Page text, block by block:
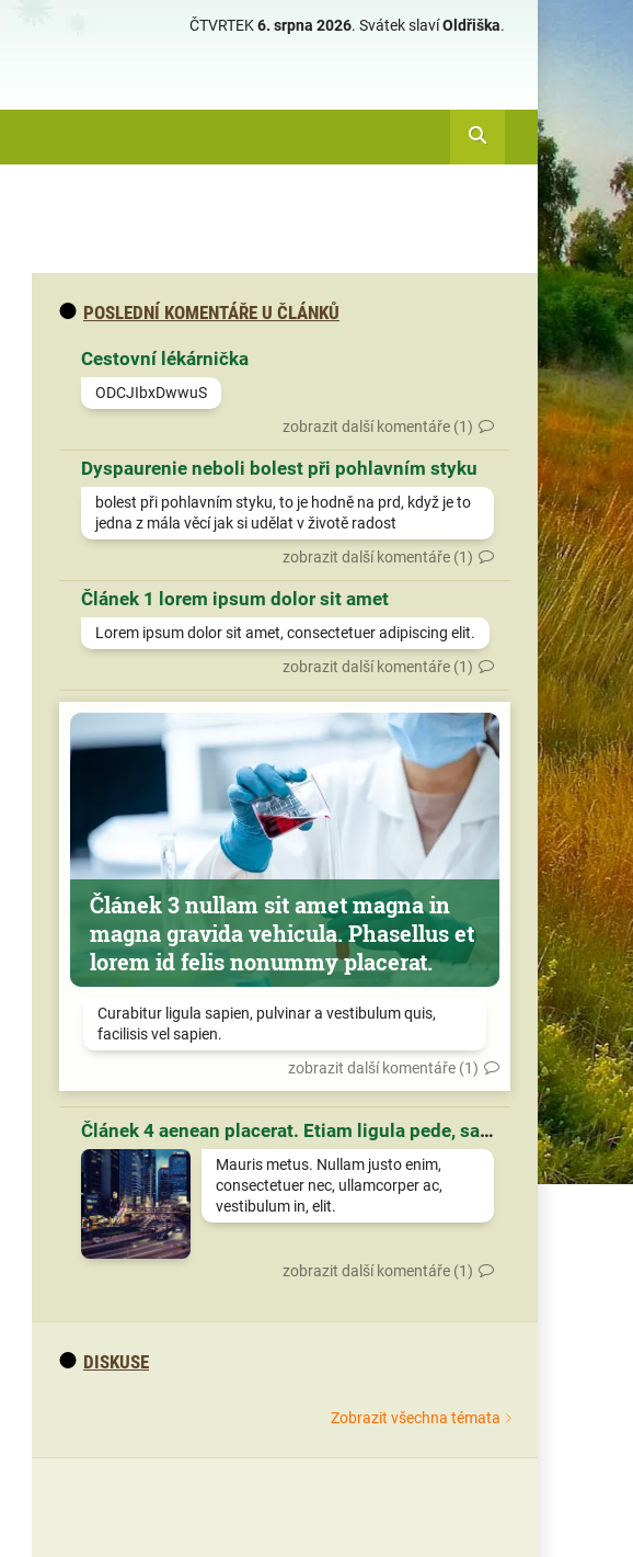
ČTVRTEK6. srpna 2026. Svátek slavíOldřiška.
POSLEDNÍ KOMENTÁŘE U ČLÁNKŮ
Cestovní lékárnička
ODCJIbxDwwuS
zobrazit další komentáře (1)
Dyspaurenie neboli bolest při pohlavním styku
bolest při pohlavním styku, to je hodně na prd, když je to
jedna z mála věcí jak si udělat v životě radost
zobrazit další komentáře (1)
Článek 1 lorem ipsum dolor sit amet
Lorem ipsum dolor sit amet, consectetuer adipiscing elit.
zobrazit další komentáře (1)
Článek 3 nullam sit amet magna in
magna gravida vehicula. Phasellus et
lorem id felis nonummy placerat.
Curabitur ligula sapien, pulvinar a vestibulum quis,
facilisis vel sapien.
zobrazit další komentáře (1)
Článek 4 aenean placerat. Etiam ligula pede, sagittis quis, interdum ultricies, scelerisque eu.
Mauris metus. Nullam justo enim,
consectetuer nec, ullamcorper ac,
vestibulum in, elit.
zobrazit další komentáře (1)
DISKUSE
Zobrazit všechna témata